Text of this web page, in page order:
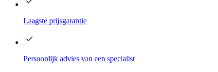
Laagste prijsgarantie
Persoonlijk advies van een specialist